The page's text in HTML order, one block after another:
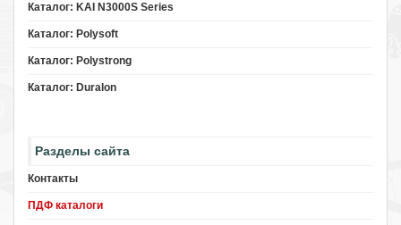
Каталог: KAI N3000S Series
Каталог: Polysoft
Каталог: Polystrong
Каталог: Duralon
Разделы сайта
Контакты
ПДФ каталоги